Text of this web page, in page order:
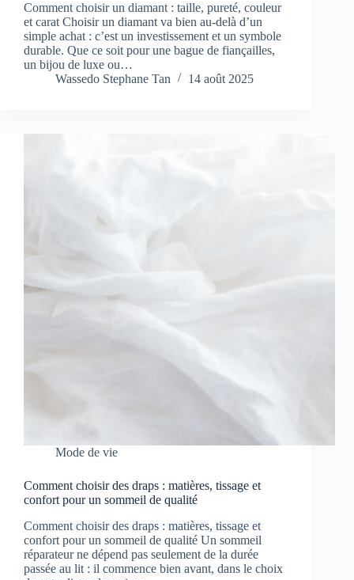
Comment choisir un diamant : taille, pureté, couleur
et carat Choisir un diamant va bien au-delà d’un
simple achat : c’est un investissement et un symbole
durable. Que ce soit pour une bague de fiançailles,
un bijou de luxe ou…
Wassedo Stephane Tan
14 août 2025
Mode de vie
Comment choisir des draps : matières, tissage et
confort pour un sommeil de qualité
Comment choisir des draps : matières, tissage et
confort pour un sommeil de qualité Un sommeil
réparateur ne dépend pas seulement de la durée
passée au lit : il commence bien avant, dans le choix